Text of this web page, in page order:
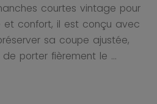
courtes vintage pour
et confort, il est conçu avec
sa coupe ajustée,
porter fièrement le ...